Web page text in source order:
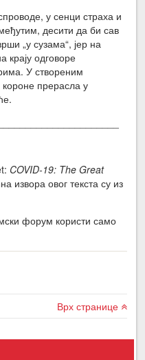
у сенци страха и
десити да би сав
„у сузама“, јер на
крају одговоре
У створеним
короне прерасла у
COVID-19: The Great
извора овог текста су из
форум користи само
Врх странице